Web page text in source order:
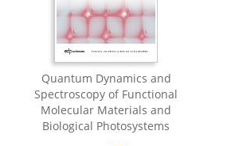
Quantum Dynamics and
Spectroscopy of Functional
Molecular Materials and
Biological Photosystems